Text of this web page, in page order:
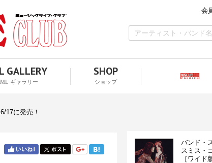
会
GALLERY
ML ギャラリー
SHOP
ショップ
17に発売！
バンド・
スミス・
［ワイド